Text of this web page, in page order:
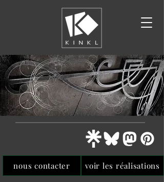
voir les réalisations
nous contacter